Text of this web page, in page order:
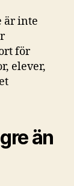
är inte
för
elever,
än